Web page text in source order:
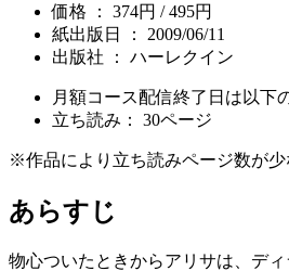
価格 ： 374円 / 495円
紙出版日 ： 2009/06/11
出版社 ： ハーレクイン
月額コース配信終了日は以下
立ち読み： 30ページ
※作品により立ち読みページ数が少
あらすじ
物心ついたときからアリサは、デ